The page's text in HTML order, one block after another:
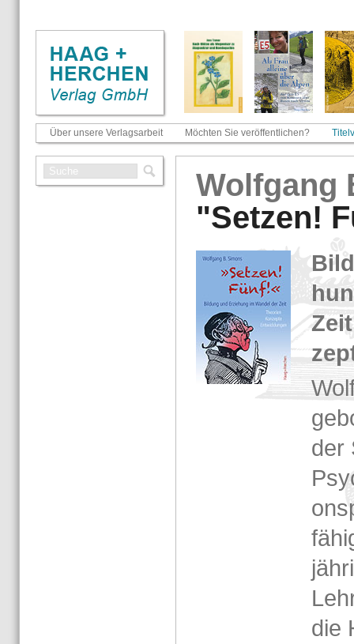
Über unsere Verlagsarbeit Möchten Sie veröffentlichen?
Wolf­gang
"Set­zen!
der
die